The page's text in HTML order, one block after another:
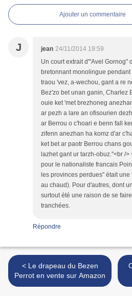
Ajouter un commentaire
J jean 24/11/2014 19:59
Un court extrait d'"Avel Gornog"
bretonnant monolingue
traou 'vez, a-wechou, gant a re
Bez'zo bet unan ganin, Charlez
ouie ket 'met brezhoneg
ar pezh a lare an ofisourien
ar Berrou o c'hoari e benn fall
zifenn anezhan ha komz d'ar
ket bet ar paotr Berrou chans
lazhet gant ur tarzh-obuz."<br /
pour le nationaliste francais
les provinces perdues" était
au chaud). Pour d'autres, dont
surtout été une raison de se
tranchées.
Répondre
< Le drapeau du Bezen
Perrot en vente sur Amazon